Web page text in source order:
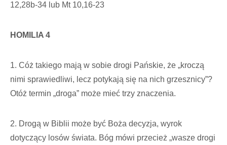
12,28b-34 lub Mt 10,16-23
HOMILIA 4
1. Cóż takiego mają w sobie drogi Pańskie, że „kroczą
nimi sprawiedliwi, lecz potykają się na nich grzesznicy”?
Otóż termin „droga” może mieć trzy znaczenia.
2. Drogą w Biblii może być Boża decyzja, wyrok
dotyczący losów świata. Bóg mówi przecież „wasze drogi